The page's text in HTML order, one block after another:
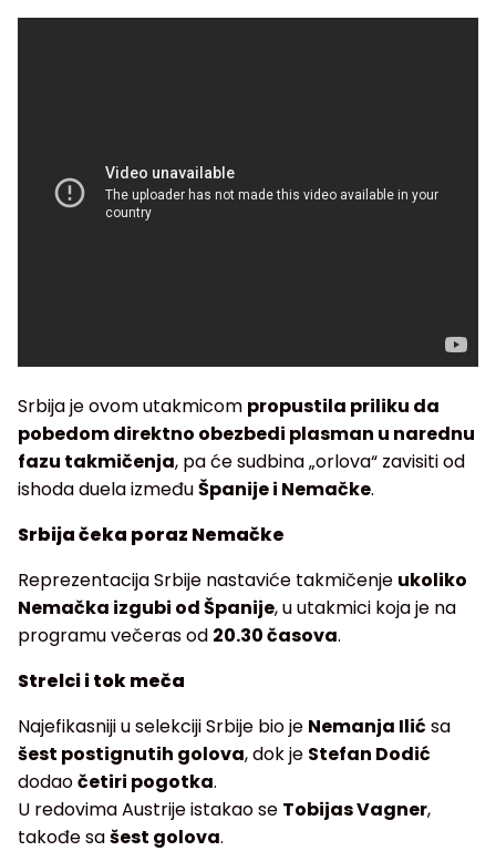
Srbija je ovom utakmicom propustila priliku da
pobedom direktno obezbedi plasman u narednu
fazu takmičenja, pa će sudbina „orlova“ zavisiti od
ishoda duela izmeđuŠpanije i Nemačke.
Srbija čeka poraz Nemačke
Reprezentacija Srbije nastaviće takmičenje ukoliko
Nemačka izgubi od Španije, u utakmici koja je na
programu večeras od 20.30 časova.
Strelci i tok meča
Najefikasniji u selekciji Srbije bio je Nemanja Ilić sa
šest postignutih golova, dok je Stefan Dodić
dodaočetiri pogotka.
U redovima Austrije istakao se Tobijas Vagner,
takođe sašest golova.